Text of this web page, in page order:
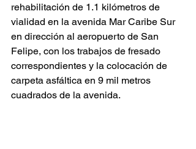
rehabilitación de 1.1 kilómetros de
vialidad en la avenida Mar Caribe Sur
en dirección al aeropuerto de San
Felipe, con los trabajos de fresado
correspondientes y la colocación de
carpeta asfáltica en 9 mil metros
cuadrados de la avenida.